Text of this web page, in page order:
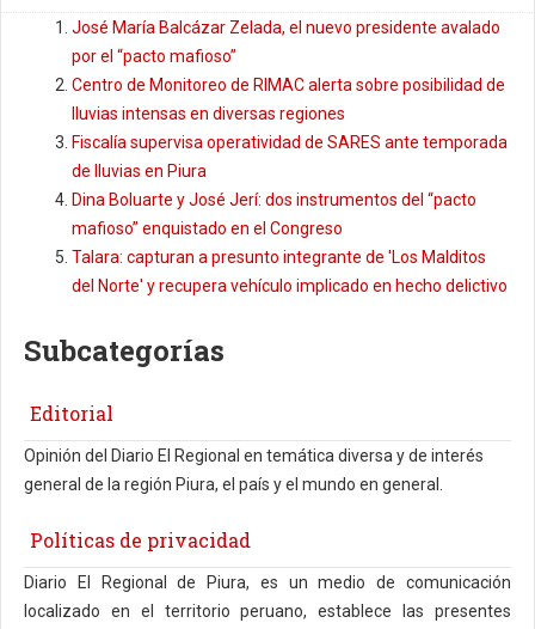
José María Balcázar Zelada, el nuevo presidente avalado
por el “pacto mafioso”
Centro de Monitoreo de RIMAC alerta sobre posibilidad de
lluvias intensas en diversas regiones
Fiscalía supervisa operatividad de SARES ante temporada
de lluvias en Piura
Dina Boluarte y José Jerí: dos instrumentos del “pacto
mafioso” enquistado en el Congreso
Talara: capturan a presunto integrante de 'Los Malditos
del Norte' y recupera vehículo implicado en hecho delictivo
Subcategorías
Editorial
Opinión del Diario El Regional en temática diversa y de interés
general de la región Piura, el país y el mundo en general.
Políticas de privacidad
Diario El Regional de Piura, es un medio de comunicación
localizado en el territorio peruano, establece las presentes